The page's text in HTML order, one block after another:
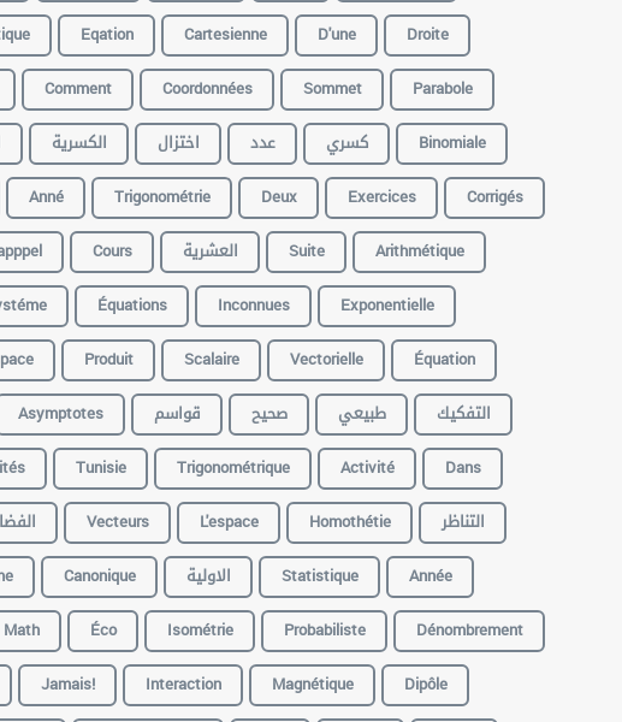
Eqation Cartesienne D'une
Droite
Comment Coordonnées Sommet
Parabole
الكسرية اختزال عدد كسري
Binomiale
Anné Trigonométrie Deux Exercices
Corrigés
Cours العشرية Suite
Arithmétique
Équations Inconnues
Exponentielle
Produit Scalaire Vectorielle
Équation
Asymptotes قواسم صحيح طبيعي
التفكيك
Tunisie Trigonométrique Activité
Dans
Vecteurs L'espace Homothétie
التناظر
Canonique الاولية Statistique
Année
Math Éco Isométrie Probabiliste
Dénombrement
Jamais! Interaction Magnétique Dipôle